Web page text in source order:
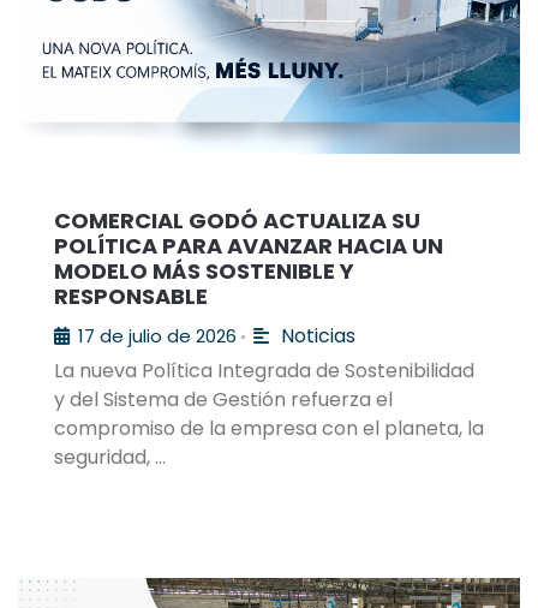
COMERCIAL GODÓ ACTUALIZA SU
POLÍTICA PARA AVANZAR HACIA UN
MODELO MÁS SOSTENIBLE Y
RESPONSABLE
17 de julio de 2026 •
Noticias
La nueva Política Integrada de Sostenibilidad
y del Sistema de Gestión refuerza el
compromiso de la empresa con el planeta, la
seguridad, …